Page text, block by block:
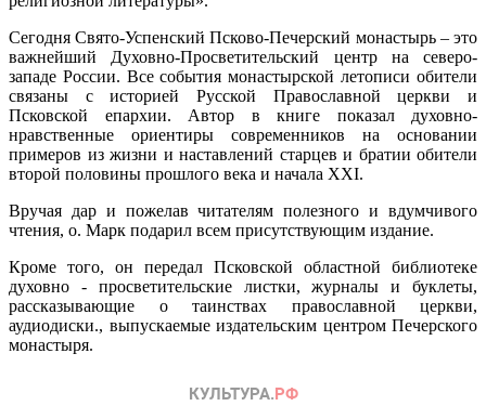
Сегодня Свято-Успенский Псково-Печерский монастырь – это
важнейший Духовно-Просветительский центр на северо-
западе России. Все события монастырской летописи обители
связаны с историей Русской Православной церкви и
Псковской епархии. Автор в книге показал духовно-
нравственные ориентиры современников на основании
примеров из жизни и наставлений старцев и братии обители
второй половины прошлого века и начала XXI.
Вручая дар и пожелав читателям полезного и вдумчивого
чтения, о. Марк подарил всем присутствующим издание.
Кроме того, он передал Псковской областной библиотеке
духовно - просветительские листки, журналы и буклеты,
рассказывающие о таинствах православной церкви,
аудиодиски., выпускаемые издательским центром Печерского
монастыря.